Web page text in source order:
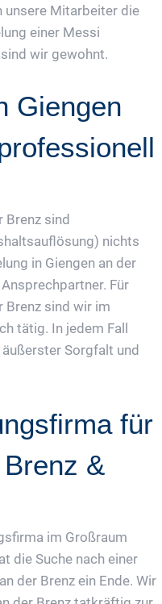
unsere Mitarbeiter die
einer Messi
wir gewohnt.
Giengen
Brenz sind
nichts
in Giengen an der
Für
Brenz sind wir im
tätig. In jedem Fall
Sorgfalt und
für
&
im Großraum
die Suche nach einer
der Brenz ein Ende. Wir